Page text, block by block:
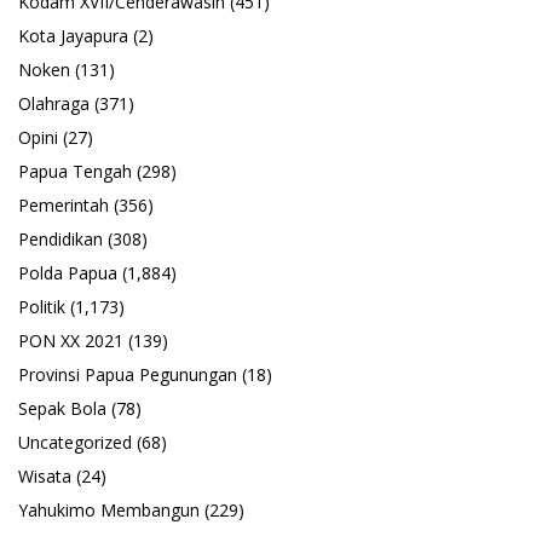
Kota Jayapura (2)
Noken (131)
Olahraga (371)
Opini (27)
Papua Tengah (298)
Pemerintah (356)
Pendidikan (308)
Polda Papua (1,884)
Politik (1,173)
PON XX 2021 (139)
Provinsi Papua Pegunungan (18)
Sepak Bola (78)
Uncategorized (68)
Wisata (24)
Yahukimo Membangun (229)